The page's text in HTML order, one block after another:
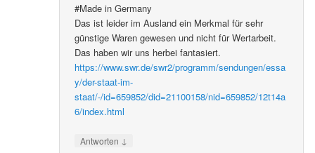
#Made in Germany
Das ist leider im Ausland ein Merkmal für sehr
günstige Waren gewesen und nicht für Wertarbeit.
Das haben wir uns herbei fantasiert.
https://www.swr.de/swr2/programm/sendungen/essa
y/der-staat-im-
staat/-/id=659852/did=21100158/nid=659852/12t14a
6/index.html
Antworten ↓